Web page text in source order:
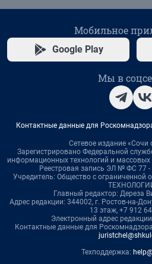
Мобильное
Google Play
Мы в
Контактные данные для
Сетевое издание «Сочи
Зарегистрировано Федеральной
информационных технологий и
Реестровая запись ЭЛ № ФС 77 -
Учредитель: Общество с ограниченной
Главный редактор: Дереза
Адрес редакции: 344002, г. Ростов-на-
13 этаж, +7 912
Электронный адрес
Контактные данные для
Техподдержка: